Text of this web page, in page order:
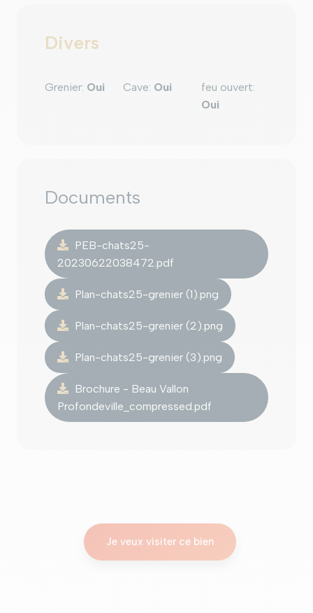
Divers
Grenier: Oui Cave: Oui feu ouvert:
Oui
Documents
PEB-chats25-
20230622038472.pdf
Plan-chats25-grenier (1).png
Plan-chats25-grenier (2).png
Plan-chats25-grenier (3).png
Brochure - Beau Vallon
Profondeville_compressed.pdf
Je veux visiter ce bien